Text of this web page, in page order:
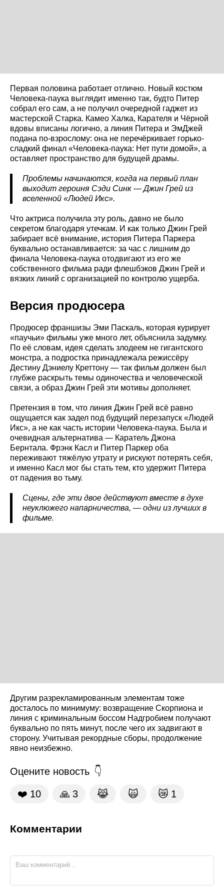
Первая половина работает отлично. Новый костюм
Человека-паука выглядит именно так, будто Питер
собрал его сам, а не получил очередной гаджет из
мастерской Старка. Камео Халка, Карателя и Чёрной
вдовы вписаны логично, а линия Питера и ЭмДжей
подана по-взрослому: она не перечёркивает горько-
сладкий финал «Человека-паука: Нет пути домой», а
оставляет пространство для будущей драмы.
Проблемы начинаются, когда на первый план
выходит героиня Сэди Синк — Джин Грей из
вселенной «Людей Икс».
Что актриса получила эту роль, давно не было
секретом благодаря утечкам. И как только Джин Грей
забирает всё внимание, история Питера Паркера
буквально останавливается: за час с лишним до
финала Человека-паука отодвигают из его же
собственного фильма ради флешбэков Джин Грей и
вязких линий с организацией по контролю ущерба.
Версия продюсера
Продюсер франшизы Эми Паскаль, которая курирует
«паучьи» фильмы уже много лет, объяснила задумку.
По её словам, идея сделать злодеем не гигантского
монстра, а подростка принадлежала режиссёру
Дестину Дэниелу Креттону — так фильм должен был
глубже раскрыть темы одиночества и человеческой
связи, а образ Джин Грей эти мотивы дополняет.
Претензия в том, что линия Джин Грей всё равно
ощущается как задел под будущий перезапуск «Людей
Икс», а не как часть истории Человека-паука. Была и
очевидная альтернатива — Каратель Джона
Бернтала. Фрэнк Касл и Питер Паркер оба
переживают тяжёлую утрату и рискуют потерять себя,
и именно Касл мог бы стать тем, кто удержит Питера
от падения во тьму.
Сцены, где эти двое действуют вместе в духе
неуклюжего напарничества, — одни из лучших в
фильме.
Другим разрекламированным элементам тоже
досталось по минимуму: возвращение Скорпиона и
линия с криминальным боссом Надгробием получают
буквально по пять минут, после чего их задвигают в
сторону. Учитывая рекордные сборы, продолжение
явно неизбежно.
Оцените новость
❤️ 10 🙏 3 😹 🙀 😿 1
Комментарии